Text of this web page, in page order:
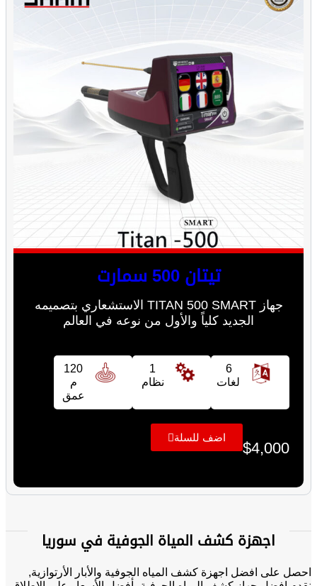
تيتان 500 سمارت
جهاز TITAN 500 SMART الاستشعاري بتصميمه
الجديد كلياً والأول من نوعه في العالم
6
لغات
1
نظام
120
م
عمق
$4,000
اضف للسلة
اجهزة كشف المياة الجوفية في سوريا
احصل على افضل اجهزة كشف المياه الجوفية والأبار الأرتوازية,